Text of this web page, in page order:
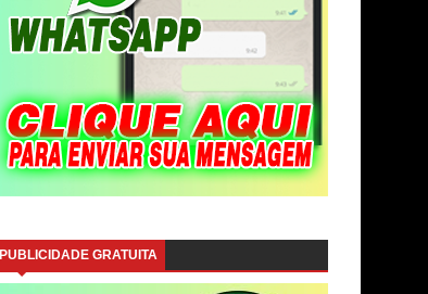
PUBLICIDADE GRATUITA